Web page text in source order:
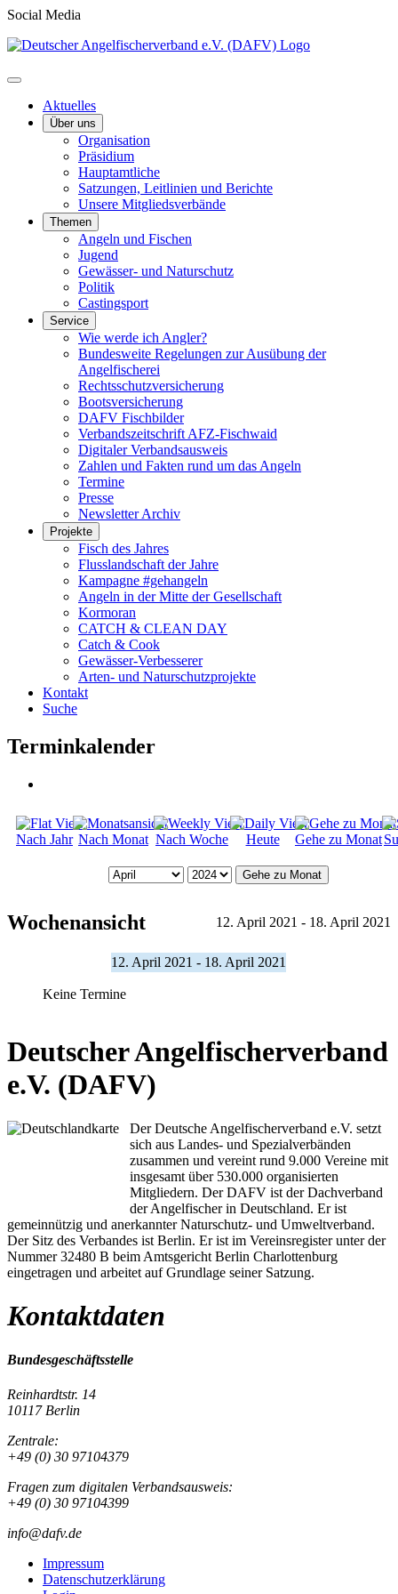
Social Media
Aktuelles
Über uns
Organisation
Präsidium
Hauptamtliche
Satzungen, Leitlinien und Berichte
Unsere Mitgliedsverbände
Themen
Angeln und Fischen
Jugend
Gewässer- und Naturschutz
Politik
Castingsport
Service
Wie werde ich Angler?
Bundesweite Regelungen zur Ausübung der
Angelfischerei
Rechtsschutzversicherung
Bootsversicherung
DAFV Fischbilder
Verbandszeitschrift AFZ-Fischwaid
Digitaler Verbandsausweis
Zahlen und Fakten rund um das Angeln
Termine
Presse
Newsletter Archiv
Projekte
Fisch des Jahres
Flusslandschaft der Jahre
Kampagne #gehangeln
Angeln in der Mitte der Gesellschaft
Kormoran
CATCH & CLEAN DAY
Catch & Cook
Gewässer-Verbesserer
Arten- und Naturschutzprojekte
Kontakt
Suche
Terminkalender
Nach Jahr Nach Monat Nach Woche Heute Gehe zu Monat
Gehe zu Monat
Wochenansicht 12. April 2021 - 18. April 2021
12. April 2021 - 18. April 2021
Keine Termine
Deutscher Angelfischerverband
e.V. (DAFV)
Der Deutsche Angelfischerverband e.V. setzt
sich aus Landes- und Spezialverbänden
zusammen und vereint rund 9.000 Vereine mit
insgesamt über 530.000 organisierten
Mitgliedern. Der DAFV ist der Dachverband
der Angelfischer in Deutschland. Er ist
gemeinnützig und anerkannter Naturschutz- und Umweltverband.
Der Sitz des Verbandes ist Berlin. Er ist im Vereinsregister unter der
Nummer 32480 B beim Amtsgericht Berlin Charlottenburg
eingetragen und arbeitet auf Grundlage seiner Satzung.
Kontaktdaten
Bundesgeschäftsstelle
Reinhardtstr. 14
10117 Berlin
Zentrale:
+49 (0) 30 97104379
Fragen zum digitalen Verbandsausweis:
+49 (0) 30 97104399
info@dafv.de
Impressum
Datenschutzerklärung